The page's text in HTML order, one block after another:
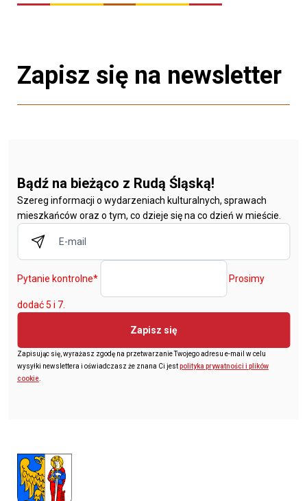
Zapisz się na newsletter
Bądź na bieżąco z Rudą Śląską!
Szereg informacji o wydarzeniach kulturalnych, sprawach
mieszkańców oraz o tym, co dzieje się na co dzień w mieście.
Pytanie kontrolne* Prosimy
dodać 5 i 7.
Zapisz się
Zapisując się, wyrażasz zgodę na przetwarzanie Twojego adresu e-mail w celu
wysyłki newslettera i oświadczasz że znana Ci jestpolityka prywatności i plików
cookie